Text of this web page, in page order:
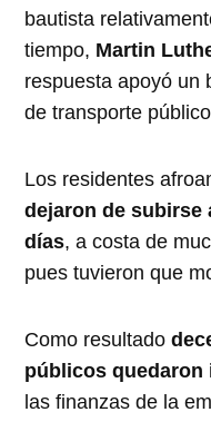
bautista
tiempo, Martin
respuesta apoyó un
de transporte
Los residentes
dejaron de subirse
días, a costa de
pues tuvieron que
Como resultado
públicos quedaron
las finanzas de la